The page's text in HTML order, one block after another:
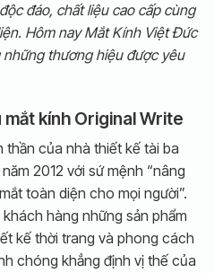
đáo, chất liệu cao cấp cùng
Hôm nay Mắt Kính Việt Đức
thương hiệu được yêu
kính Original Write
thần của nhà thiết kế tài ba
2012 với sứ mệnh “nâng
toàn diện cho mọi người”.
hàng những sản phẩm
kế thời trang và phong cách
chóng khẳng định vị thế của